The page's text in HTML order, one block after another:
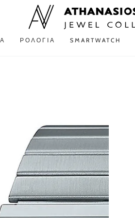
ΡΟΛΌΓΙΑ SMARTWATCH